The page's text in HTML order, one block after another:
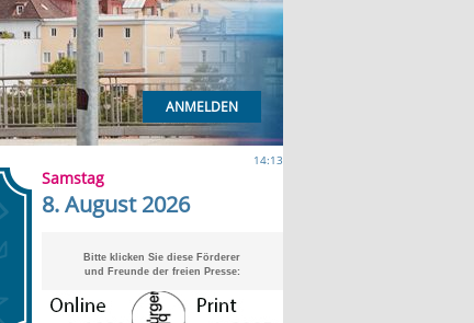
ANMELDEN
14:13
Samstag
8. August 2026
Bitte klicken Sie diese Förderer
und Freunde der freien Presse: